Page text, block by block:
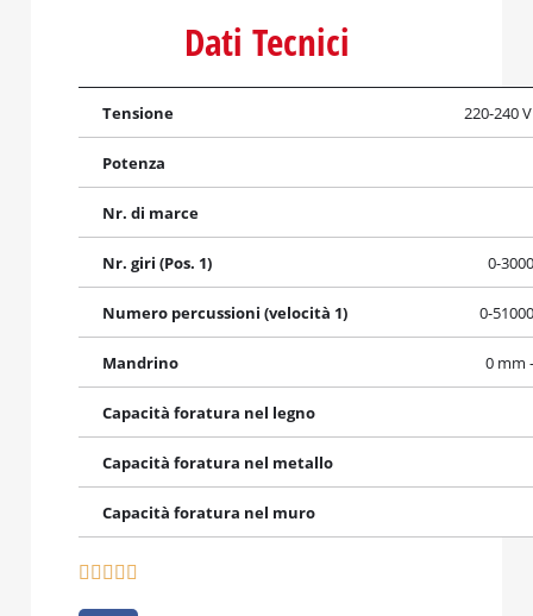
Dati Tecnici
Tensione 220-240
Potenza
Nr. di marce
Nr. giri (Pos. 1) 0-
Numero percussioni (velocità 1) 0-
Mandrino 0 mm
Capacità foratura nel legno
Capacità foratura nel metallo
Capacità foratura nel muro
    